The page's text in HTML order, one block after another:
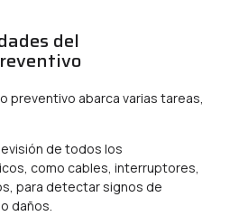
del
preventivo abarca varias tareas,
de todos los
como cables, interruptores,
para detectar signos de
daños.